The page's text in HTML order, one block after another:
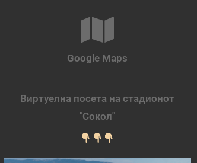
Google Maps
Виртуелна посета на стадионот
"Сокол"